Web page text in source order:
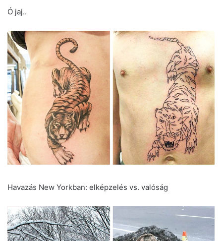
Ó jaj..
Havazás New Yorkban: elképzelés vs. valóság